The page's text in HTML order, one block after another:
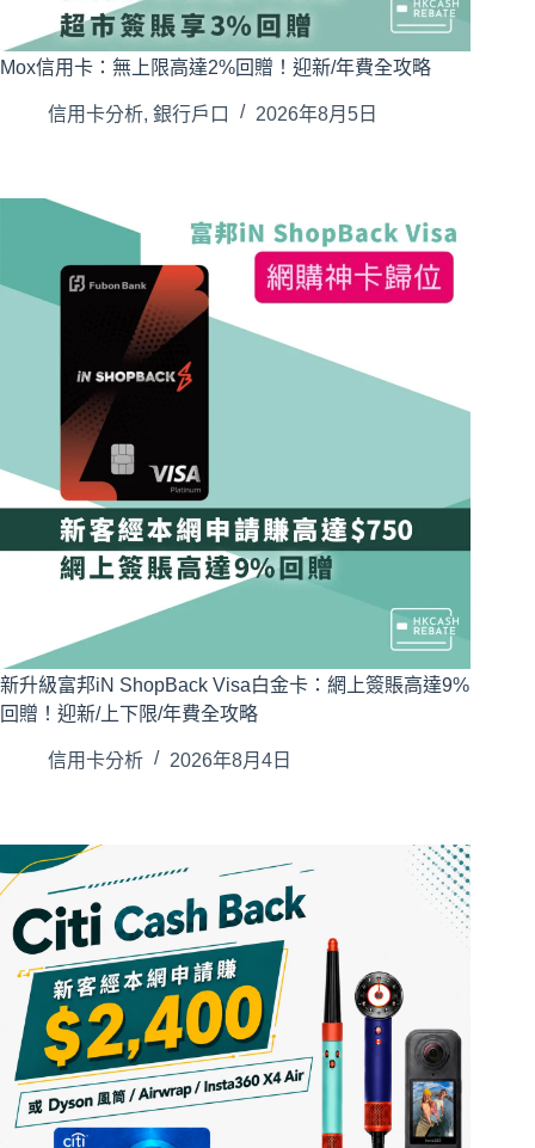
Mox信用卡：無上限高達2%回贈！迎新/年費全攻略
信用卡分析, 銀行戶口 2026年8月5日
新升級富邦iN ShopBack Visa白金卡：網上簽賬高達9%
回贈！迎新/上下限/年費全攻略
信用卡分析 2026年8月4日